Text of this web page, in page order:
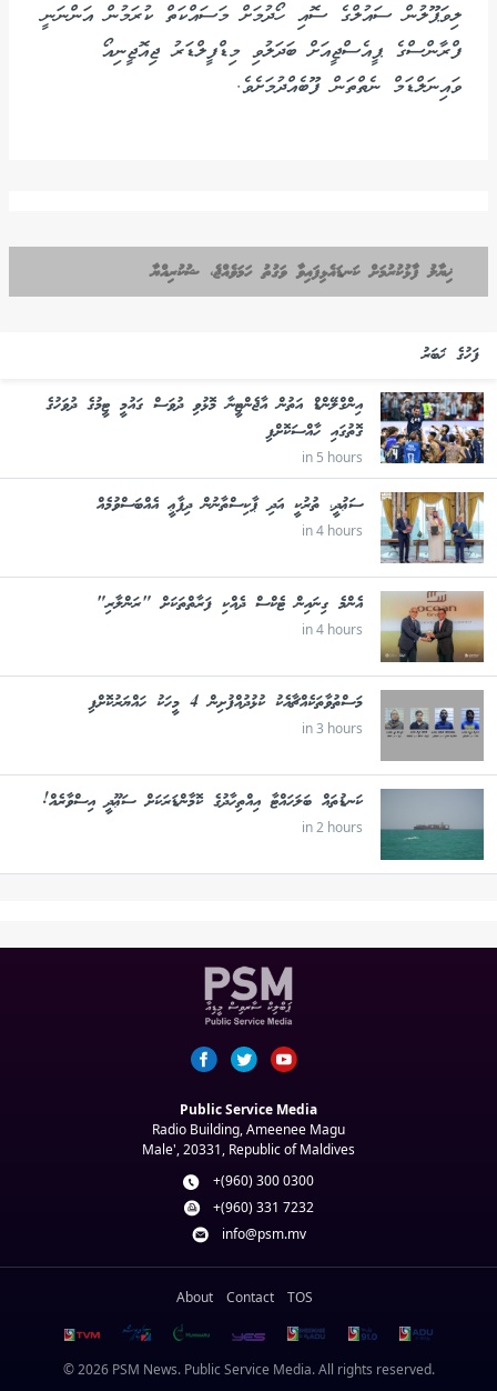
ލިވަޕޫލުން ސައުލްގެ ސޮއި ހޯދުމަށް މަސައްކަތް ކުރަމުން އަންނަނީ
ފްރާންސްގެ ޕީއެސްޖީއަށް ބަދަލުވި މިޑްފީލްޑަރު ޖިއޮޖީނިއޯ
ވައިނަލްޑަމް ނެތްތަން ފޫބެއްދުމަށެވެ.
ޚިޔާލު ފާޅުކުރުމަށް ކަނޑައެޅިފައިވާ ވަގުތު ހަމަވެއްޖެ، ޝުކުރިއްޔާ
ފަހުގެ ޚަބަރު
އިންގްލޭންޑް އަތުން އާޖެންޓީނާ މޮޅުވި ދުވަސް ގައުމީ ޓީމުގެ ދުވަހުގެ
ގޮތުގައި ހާއްސަކޮށްފި
in 5 hours
ސަޢުދީ، ތުރުކީ އަދި ޕާކިސްތާނުން ދިފާޢީ އެއްބަސްވުމެއް
in 4 hours
އެންމެ ގިނައިން ޓެކްސް ދެއްކި ފަރާތްތަކަށް "ރަންލާރި"
in 4 hours
މަސްތުވާތަކެއްޗާއެކު ކުޅުދުއްފުށިން 4 މީހަކު ހައްޔަރުކޮށްފި
in 3 hours
ކަނޑުތައް ބަލަހައްޓާ އިއްތިހާދުގެ ކޮމާންޑަރަކަށް ސަޢޫދީ އިސްވާރެއް!
in 2 hours
Public Service Media
Radio Building, Ameenee Magu
Male', 20331, Republic of Maldives
+(960) 300 0300
+(960) 331 7232
info@psm.mv
About Contact TOS
© 2026 PSM News. Public Service Media. All rights reserved.